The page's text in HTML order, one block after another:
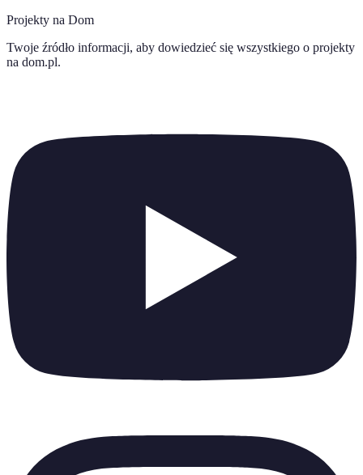
Projekty na Dom
Twoje źródło informacji, aby dowiedzieć się wszystkiego o projekty
na dom.pl.